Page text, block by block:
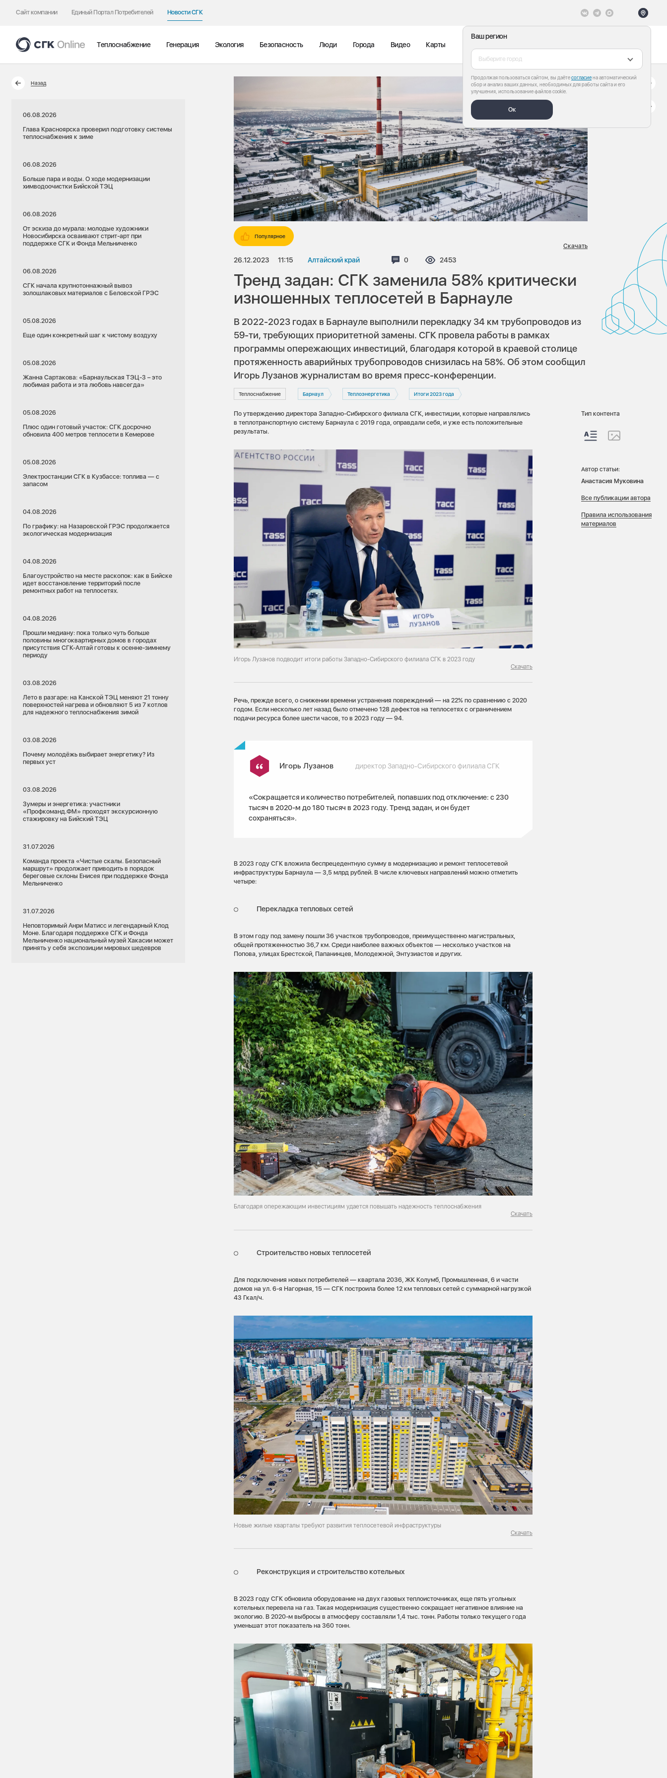
Сайт компании Единый Портал Потребителей Новости СГК
Ваш регион
Выберите город
Продолжая пользоваться сайтом, вы даётесогласиена автоматический
сбор и анализ ваших данных, необходимых для работы сайта и его
улучшения, использование файлов cookie.
Ок
Теплоснабжение Генерация Экология Безопасность Люди Города Видео Карты
Назад
06.08.2026
Глава Красноярска проверил подготовку системы
теплоснабжения к зиме
06.08.2026
Больше пара и воды. О ходе модернизации
химводоочистки Бийской ТЭЦ
06.08.2026
От эскиза до мурала: молодые художники
Новосибирска осваивают стрит-арт при
поддержке СГК и Фонда Мельниченко
06.08.2026
СГК начала крупнотоннажный вывоз
золошлаковых материалов с Беловской ГРЭС
05.08.2026
Еще один конкретный шаг к чистому воздуху
05.08.2026
Жанна Сартакова: «Барнаульская ТЭЦ-3 – это
любимая работа и эта любовь навсегда»
05.08.2026
Плюс один готовый участок: СГК досрочно
обновила 400 метров теплосети в Кемерове
05.08.2026
Электростанции СГК в Кузбассе: топлива — с
запасом
04.08.2026
По графику: на Назаровской ГРЭС продолжается
экологическая модернизация
04.08.2026
Благоустройство на месте раскопок: как в Бийске
идет восстановление территорий после
ремонтных работ на теплосетях.
04.08.2026
Прошли медиану: пока только чуть больше
половины многоквартирных домов в городах
присутствия СГК-Алтай готовы к осенне-зимнему
периоду
03.08.2026
Лето в разгаре: на Канской ТЭЦ меняют 21 тонну
поверхностей нагрева и обновляют 5 из 7 котлов
для надежного теплоснабжения зимой
03.08.2026
Почему молодёжь выбирает энергетику? Из
первых уст
03.08.2026
Зумеры и энергетика: участники
«Профкоманд.ФМ» проходят экскурсионную
стажировку на Бийский ТЭЦ
31.07.2026
Команда проекта «Чистые скалы. Безопасный
маршрут» продолжает приводить в порядок
береговые склоны Енисея при поддержке Фонда
Мельниченко
31.07.2026
Неповторимый Анри Матисс и легендарный Клод
Моне. Благодаря поддержке СГК и Фонда
Мельниченко национальный музей Хакасии может
принять у себя экспозиции мировых шедевров
Популярное
26.12.2023 11:15 Алтайский край Комментариев:
0 Просмотров:
2453
Скачать
Тренд задан: СГК заменила 58% критически
изношенных теплосетей в Барнауле
В 2022-2023 годах в Барнауле выполнили перекладку 34 км трубопроводов из
59-ти, требующих приоритетной замены. СГК провела работы в рамках
программы опережающих инвестиций, благодаря которой в краевой столице
протяженность аварийных трубопроводов снизилась на 58%. Об этом сообщил
Игорь Лузанов журналистам во время пресс-конференции.
Теплоснабжение Барнаул Теплоэнергетика Итоги 2023 года
По утверждению директора Западно-Сибирского филиала СГК, инвестиции, которые направлялись
в теплотранспортную систему Барнаула с 2019 года, оправдали себя, и уже есть положительные
результаты.
Игорь Лузанов подводит итоги работы Западно-Сибирского филиала СГК в 2023 году
Скачать
Речь, прежде всего, о снижении времени устранения повреждений — на 22% по сравнению с 2020
годом. Если несколько лет назад было отмечено 128 дефектов на теплосетях с ограничением
подачи ресурса более шести часов, то в 2023 году — 94.
Игорь Лузанов директор Западно-Сибирского филиала СГК
«Сокращается и количество потребителей, попавших под отключение: с 230
тысяч в 2020-м до 180 тысяч в 2023 году. Тренд задан, и он будет
сохраняться».
В 2023 году СГК вложила беспрецедентную сумму в модернизацию и ремонт теплосетевой
инфраструктуры Барнаула — 3,5 млрд рублей. В числе ключевых направлений можно отметить
четыре:
Перекладка тепловых сетей
В этом году под замену пошли 36 участков трубопроводов, преимущественно магистральных,
общей протяженностью 36,7 км. Среди наиболее важных объектов — несколько участков на
Попова, улицах Брестской, Папанинцев, Молодежной, Энтузиастов и других.
Благодаря опережающим инвестициям удается повышать надежность теплоснабжения
Скачать
Строительство новых теплосетей
Для подключения новых потребителей — квартала 2036, ЖК Колумб, Промышленная, 6 и части
домов на ул. 6-я Нагорная, 15 — СГК построила более 12 км тепловых сетей с суммарной нагрузкой
43 Гкал/ч.
Новые жилые кварталы требуют развития теплосетевой инфраструктуры
Скачать
Реконструкция и строительство котельных
В 2023 году СГК обновила оборудование на двух газовых теплоисточниках, еще пять угольных
котельных перевела на газ. Такая модернизация существенно сокращает негативное влияние на
экологию. В 2020-м выбросы в атмосферу составляли 1,4 тыс. тонн. Работы только текущего года
уменьшат этот показатель на 360 тонн.
Тип контента
Автор статьи:
Анастасия Муковина
Все публикации автора
Правила использования
материалов